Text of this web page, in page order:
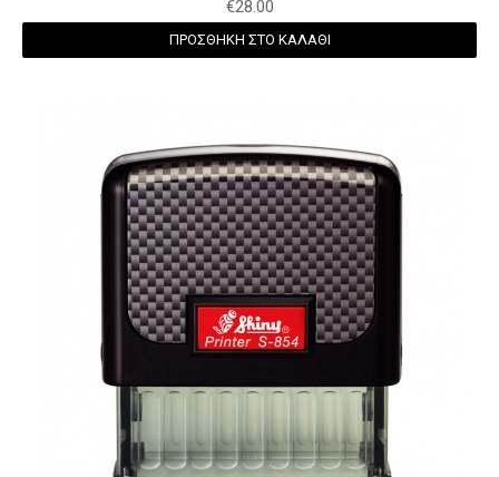
€28.00
ΠΡΟΣΘΗΚΗ ΣΤΟ ΚΑΛΑΘΙ